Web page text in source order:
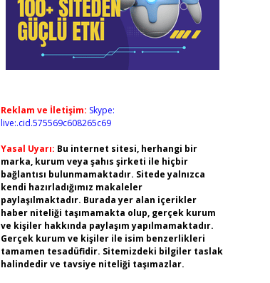
Reklam ve İletişim: Skype:
live:.cid.575569c608265c69
Yasal Uyarı: Bu internet sitesi, herhangi bir
marka, kurum veya şahıs şirketi ile hiçbir
bağlantısı bulunmamaktadır. Sitede yalnızca
kendi hazırladığımız makaleler
paylaşılmaktadır. Burada yer alan içerikler
haber niteliği taşımamakta olup, gerçek kurum
ve kişiler hakkında paylaşım yapılmamaktadır.
Gerçek kurum ve kişiler ile isim benzerlikleri
tamamen tesadüfidir. Sitemizdeki bilgiler taslak
halindedir ve tavsiye niteliği taşımazlar.